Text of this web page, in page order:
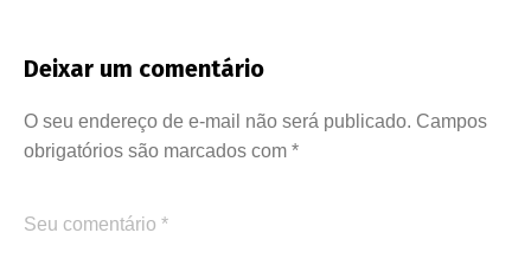
Deixar um comentário
O seu endereço de e-mail não será publicado. Campos
obrigatórios são marcados com *